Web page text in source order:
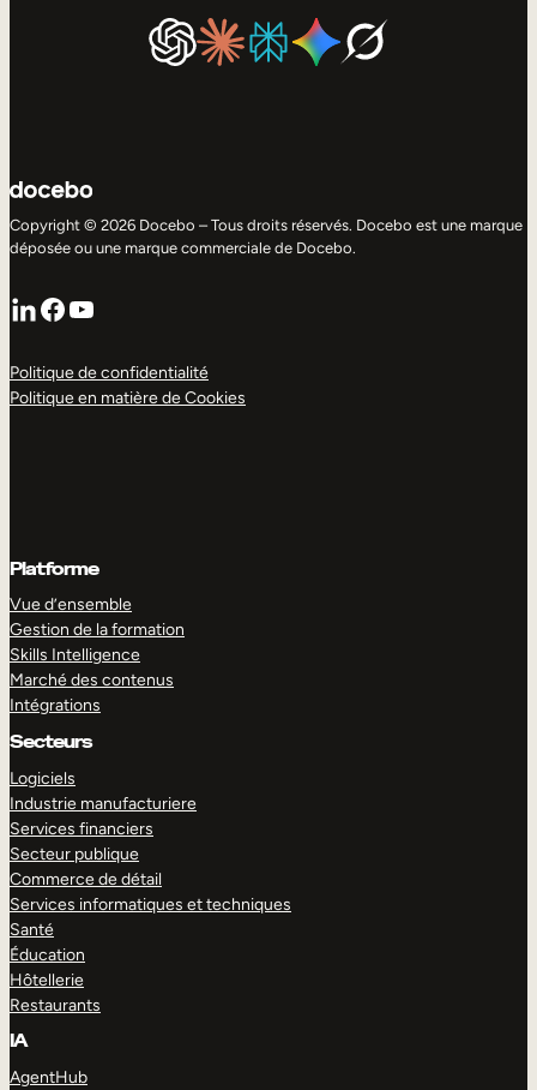
Copyright © 2026 Docebo – Tous droits réservés. Docebo est une marque
déposée ou une marque commerciale de Docebo.
LinkedIn
Facebook
YouTube
Politique de confidentialité
Politique en matière de Cookies
Platforme
Vue d’ensemble
Gestion de la formation
Skills Intelligence
Marché des contenus
Intégrations
Secteurs
Logiciels
Industrie manufacturiere
Services financiers
Secteur publique
Commerce de détail
Services informatiques et techniques
Santé
Éducation
Hôtellerie
Restaurants
IA
AgentHub